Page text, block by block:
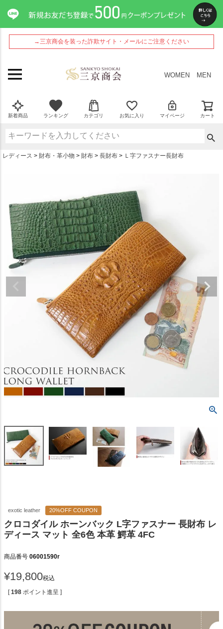
→三京商会を装った詐欺サイト・メールにご注意ください
WOMEN MEN
新着商品 ランキング カテゴリ お気に入り マイページ カート
レディース 財布・革小物 財布 長財布 Ｌ字ファスナー長財布
exotic leather 20%OFF COUPON
クロコダイル ホーンバック L字ファスナー 長財布 レ
ディース マット 全6色 本革 鰐革 4FC
商品番号 06001590r
¥19,800税込
[ 198 ポイント進呈 ]
ペー
ジト
ップ
へ